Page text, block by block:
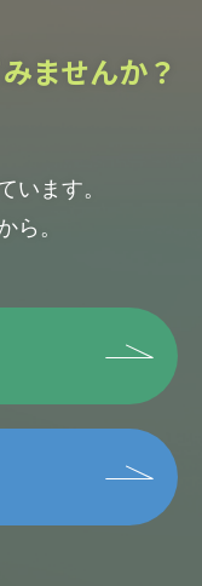
ませんか？
います。
ら。